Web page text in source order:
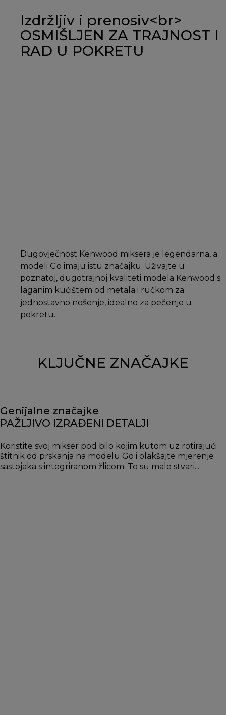
Izdržljiv i prenosiv<br>
OSMIŠLJEN ZA TRAJNOST I
RAD U POKRETU
Dugovječnost Kenwood miksera je legendarna, a
modeli Go imaju istu značajku. Uživajte u
poznatoj, dugotrajnoj kvaliteti modela Kenwood s
laganim kućištem od metala i ručkom za
jednostavno nošenje, idealno za pečenje u
pokretu.
KLJUČNE ZNAČAJKE
Genijalne značajke
PAŽLJIVO IZRAĐENI DETALJI
Koristite svoj mikser pod bilo kojim kutom uz rotirajući
štitnik od prskanja na modelu Go i olakšajte mjerenje
sastojaka s integriranom žlicom. To su male stvari...